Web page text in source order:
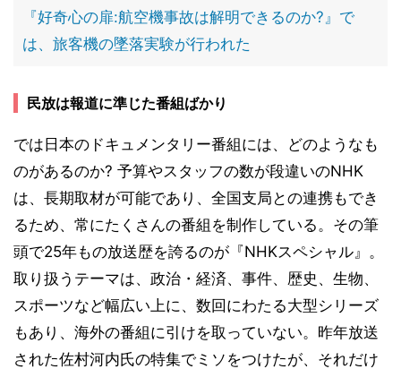
『好奇心の扉:航空機事故は解明できるのか?』で
は、旅客機の墜落実験が行われた
民放は報道に準じた番組ばかり
では日本のドキュメンタリー番組には、どのようなも
のがあるのか? 予算やスタッフの数が段違いのNHK
は、長期取材が可能であり、全国支局との連携もでき
るため、常にたくさんの番組を制作している。その筆
頭で25年もの放送歴を誇るのが『NHKスペシャル』。
取り扱うテーマは、政治・経済、事件、歴史、生物、
スポーツなど幅広い上に、数回にわたる大型シリーズ
もあり、海外の番組に引けを取っていない。昨年放送
された佐村河内氏の特集でミソをつけたが、それだけ